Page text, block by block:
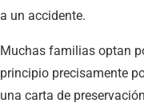
a un accidente.
Muchas familias optan
principio precisamente
una carta de